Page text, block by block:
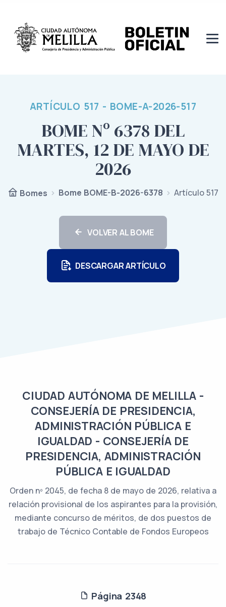
ARTÍCULO 517 - BOME-A-2026-517
BOME Nº 6378 DEL
MARTES, 12 DE MAYO DE
2026
Bomes Bome BOME-B-2026-6378 Artículo 517
VOLVER AL BOME
DESCARGAR ARTÍCULO
CIUDAD AUTÓNOMA DE MELILLA -
CONSEJERÍA DE PRESIDENCIA,
ADMINISTRACIÓN PÚBLICA E
IGUALDAD - CONSEJERÍA DE
PRESIDENCIA, ADMINISTRACIÓN
PÚBLICA E IGUALDAD
Orden nº 2045, de fecha 8 de mayo de 2026, relativa a
relación provisional de los aspirantes para la provisión,
mediante concurso de méritos, de dos puestos de
trabajo de Técnico Contable de Fondos Europeos
Página 2348